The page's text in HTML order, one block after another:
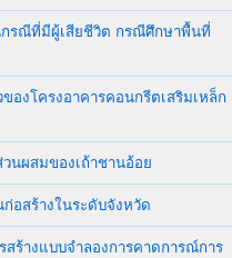
กรณีที่มีผู้เสียชีวิต กรณีศึกษาพื้นที่
องโครงอาคารคอนกรีตเสริมเหล็ก
นผสมของเถ้าชานอ้อย
อสร้างในระดับจังหวัด
สร้างแบบจำลองการคาดการณ์การ